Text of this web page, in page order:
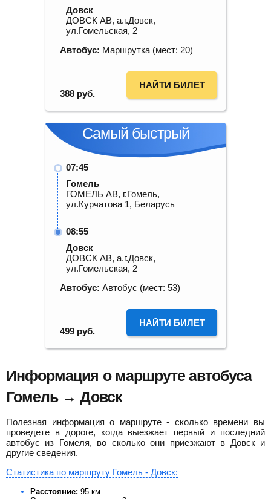
Довск
ДОВСК АВ, а.г.Довск,
ул.Гомельская, 2
Автобус: Маршрутка (мест: 20)
388 руб.
НАЙТИ БИЛЕТ
Самый быстрый
07:45
Гомель
ГОМЕЛЬ АВ, г.Гомель,
ул.Курчатова 1, Беларусь
08:55
Довск
ДОВСК АВ, а.г.Довск,
ул.Гомельская, 2
Автобус: Автобус (мест: 53)
499 руб.
НАЙТИ БИЛЕТ
Информация о маршруте автобуса
Гомель → Довск
Полезная информация о маршруте - сколько времени вы
проведете в дороге, когда выезжает первый и последний
автобус из Гомеля, во сколько они приезжают в Довск и
другие сведения.
Статистика по маршруту Гомель - Довск:
Расстояние: 95 км